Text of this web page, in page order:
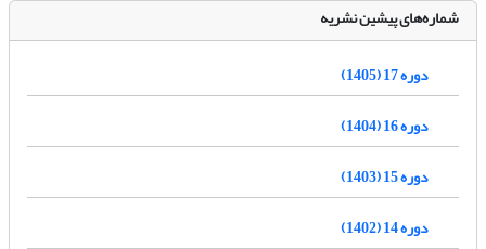
شماره‌های پیشین نشریه
دوره 17 (1405)
دوره 16 (1404)
دوره 15 (1403)
دوره 14 (1402)